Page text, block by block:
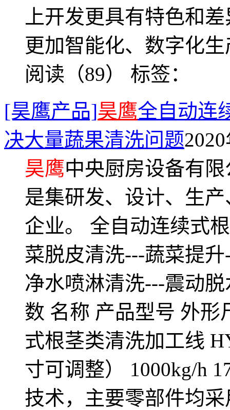
上开发更具有特色和
更加智能化、数字化生
阅读（89） 标签：
[昊鹰产品]昊鹰全自动连
决大量蔬果清洗问题
昊鹰中央厨房设备有
是集研发、设计、生
企业。 全自动连续式
菜脱皮清洗---蔬菜提
净水喷淋清洗---震动
数 名称 产品型号 外形
式根茎类清洗加工线
寸可调整） 1000kg/h
技术，主要零部件均